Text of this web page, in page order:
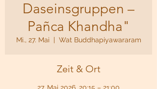
Daseinsgruppen –
Pañca Khandha"
Mi., 27. Mai
  |
Wat Buddhapiyawararam
Zeit & Ort